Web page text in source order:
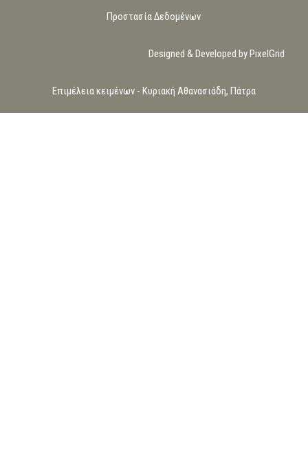
Προστασία Δεδομένων
Designed & Developed by PixelGrid
Επιμέλεια κειμένων - Κυριακή Αθανασιάδη, Πάτρα